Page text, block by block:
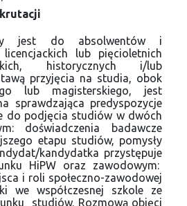
jest do absolwentów i
lub pięcioletnich
historycznych i/lub
przyjęcia na studia, obok
lub magisterskiego, jest
sprawdzająca predyspozycje
do podjęcia studiów w dwóch
doświadczenia badawcze
etapu studiów, pomysły
kandydatka przystępuje
HiPW oraz zawodowym:
i roli społeczno-zawodowej
we współczesnej szkole ze
studiów. Rozmową objęci